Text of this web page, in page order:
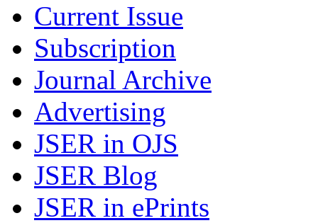
Current Issue
Subscription
Journal Archive
Advertising
JSER in OJS
JSER Blog
JSER in ePrints